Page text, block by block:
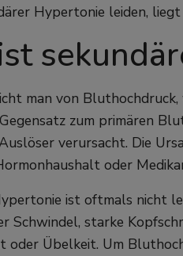
Hypertonie leiden,
man von
zum primären
verursacht. Die
oder
ist oftmals nicht
Schwindel, starke
oder Übelkeit. Um